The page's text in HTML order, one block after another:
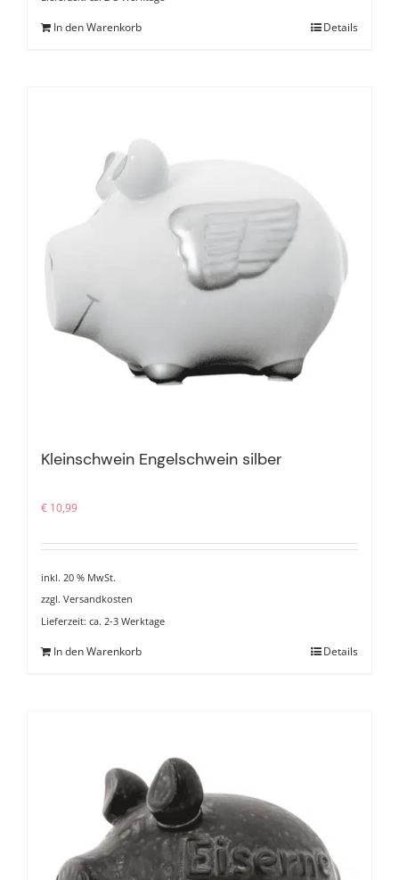
In den Warenkorb Details
Kleinschwein Engelschwein silber
€ 10,99
inkl. 20 % MwSt.
zzgl. Versandkosten
Lieferzeit: ca. 2-3 Werktage
In den Warenkorb Details